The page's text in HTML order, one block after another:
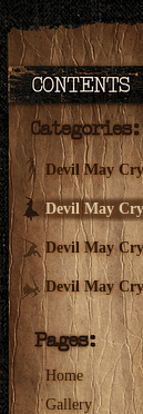
Devil May Cry
Devil May
Devil May
Devil May
Home
Gallery